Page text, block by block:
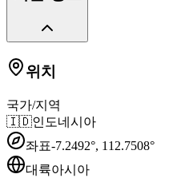
위치
국가/지역
🇮🇩인도네시아
좌표-7.2492°, 112.7508°
대륙아시아